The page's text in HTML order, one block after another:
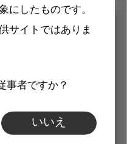
にしたものです。
サイトではありま
事者ですか？
いいえ